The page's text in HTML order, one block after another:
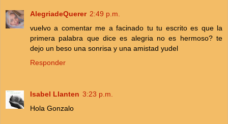
AlegriadeQuerer 2:49 p.m.
vuelvo a comentar me a facinado tu tu escrito es que la
primera palabra que dice es alegria no es hermoso? te
dejo un beso una sonrisa y una amistad yudel
Responder
Isabel Llanten 3:23 p.m.
Hola Gonzalo